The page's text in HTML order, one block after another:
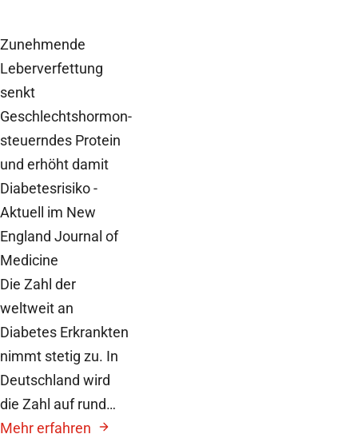
Zunehmende
Leberverfettung
senkt
Geschlechtshormon-
steuerndes Protein
und erhöht damit
Diabetesrisiko -
Aktuell im New
England Journal of
Medicine
Die Zahl der
weltweit an
Diabetes Erkrankten
nimmt stetig zu. In
Deutschland wird
die Zahl auf rund…
Mehr erfahren